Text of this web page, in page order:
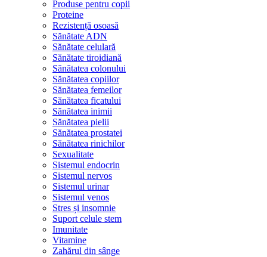
Produse pentru copii
Proteine
Rezistență osoasă
Sănătate ADN
Sănătate celulară
Sănătate tiroidiană
Sănătatea colonului
Sănătatea copiilor
Sănătatea femeilor
Sănătatea ficatului
Sănătatea inimii
Sănătatea pielii
Sănătatea prostatei
Sănătatea rinichilor
Sexualitate
Sistemul endocrin
Sistemul nervos
Sistemul urinar
Sistemul venos
Stres și insomnie
Suport celule stem
Imunitate
Vitamine
Zahărul din sânge